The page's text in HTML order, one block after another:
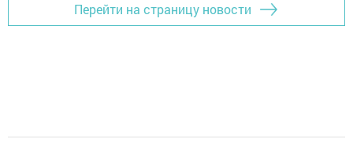
Перейти на страницу новости